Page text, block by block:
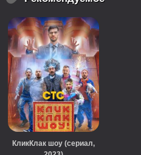
КликКлак шоу (сериал,